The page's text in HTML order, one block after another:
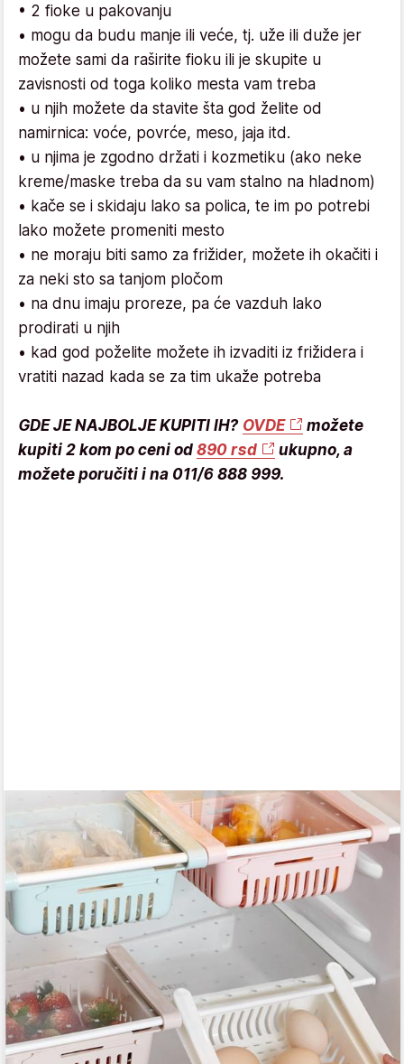
• 2 fioke u pakovanju
• mogu da budu manje ili veće, tj. uže ili duže jer
možete sami da raširite fioku ili je skupite u
zavisnosti od toga koliko mesta vam treba
• u njih možete da stavite šta god želite od
namirnica: voće, povrće, meso, jaja itd.
• u njima je zgodno držati i kozmetiku (ako neke
kreme/maske treba da su vam stalno na hladnom)
• kače se i skidaju lako sa polica, te im po potrebi
lako možete promeniti mesto
• ne moraju biti samo za frižider, možete ih okačiti i
za neki sto sa tanjom pločom
• na dnu imaju proreze, pa će vazduh lako
prodirati u njih
• kad god poželite možete ih izvaditi iz frižidera i
vratiti nazad kada se za tim ukaže potreba
GDE JE NAJBOLJE KUPITI IH? OVDE
možete
kupiti 2 kom po ceni od 890 rsd
ukupno, a
možete poručiti i na 011/6 888 999.